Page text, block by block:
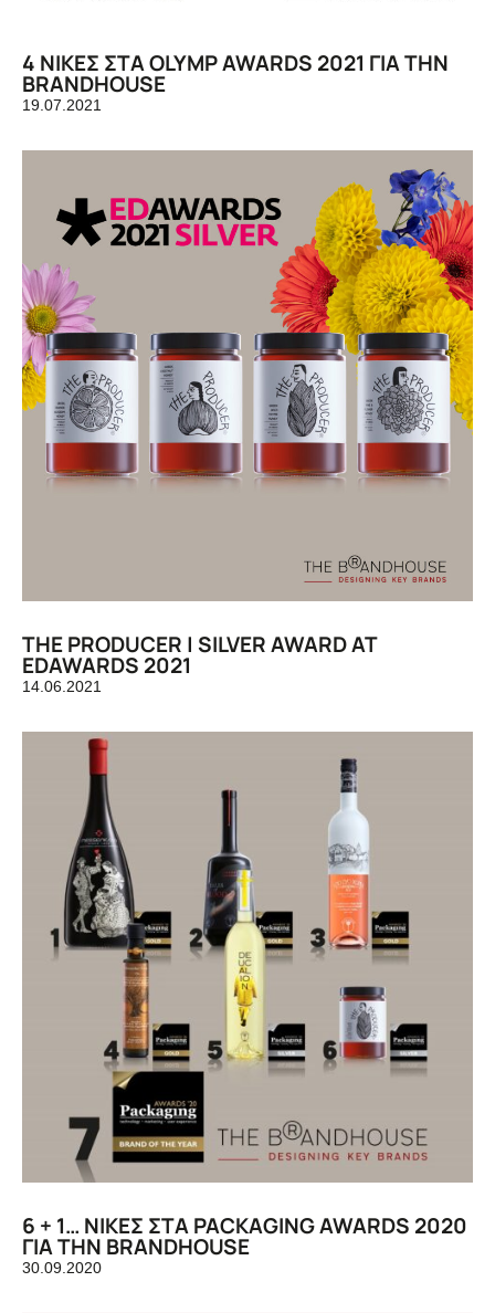
4 ΝΙΚΕΣ ΣΤΑ OLYMP AWARDS 2021 ΓΙΑ ΤΗΝ
BRANDHOUSE
19.07.2021
THE PRODUCER | SILVER AWARD AT
EDAWARDS 2021
14.06.2021
6 + 1… ΝΙΚΕΣ ΣΤΑ PACKAGING AWARDS 2020
ΓΙΑ ΤΗΝ BRANDHOUSE
30.09.2020